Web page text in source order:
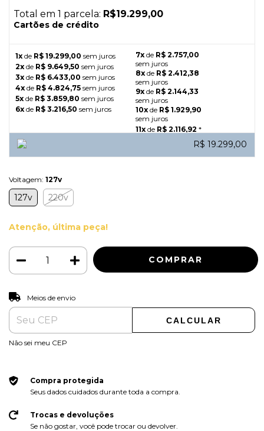
Total em 1 parcela: R$19.299,00
Cartões de crédito
1xde R$ 19.299,00 sem juros
2xde R$ 9.649,50 sem juros
3xde R$ 6.433,00 sem juros
4xde R$ 4.824,75 sem juros
5xde R$ 3.859,80 sem juros
6xde R$ 3.216,50 sem juros
7xde R$ 2.757,00
sem juros
8xde R$ 2.412,38
sem juros
9xde R$ 2.144,33
sem juros
10xde R$ 1.929,90
sem juros
11xde R$ 2.116,92 *
R$ 1.963,83*
*Com juros.
R$ 19.299,00
Voltagem: 127v
127v 220v
Atenção, última peça!
Entregas para o CEP:
Meios de envio
CALCULAR
Não sei meu CEP
Compra protegida
Seus dados cuidados durante toda a compra.
Trocas e devoluções
Se não gostar, você pode trocar ou devolver.